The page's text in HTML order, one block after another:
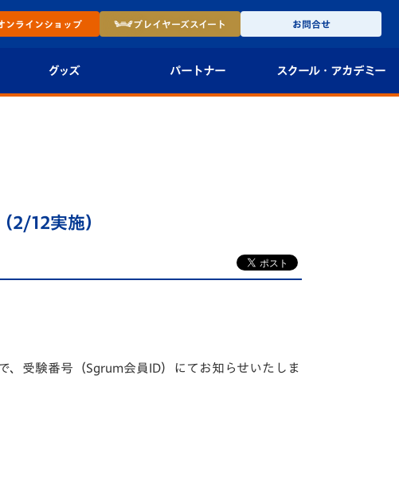
ンラインショップ プレイヤーズスイート お問合せ
グッズ
店舗情報
パートナー スクール・ アカデミー
スクール
2/12実施）
受験番号（Sgrum会員ID）にてお知らせいたしま